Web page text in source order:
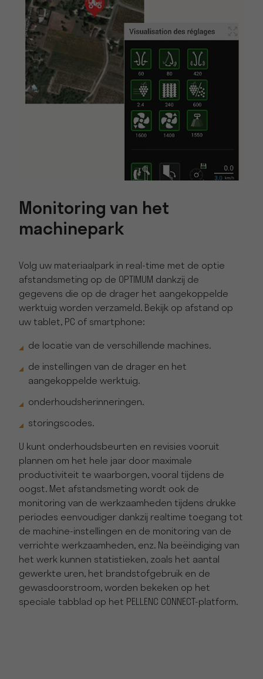
Monitoring van het
machinepark
Volg uw materiaalpark in real-time met de optie
afstandsmeting op de OPTIMUM dankzij de
gegevens die op de drager het aangekoppelde
werktuig worden verzameld. Bekijk op afstand op
uw tablet, PC of smartphone:
de locatie van de verschillende machines.
de instellingen van de drager en het
aangekoppelde werktuig.
onderhoudsherinneringen.
storingscodes.
U kunt onderhoudsbeurten en revisies vooruit
plannen om het hele jaar door maximale
productiviteit te waarborgen, vooral tijdens de
oogst. Met afstandsmeting wordt ook de
monitoring van de werkzaamheden tijdens drukke
periodes eenvoudiger dankzij realtime toegang tot
de machine-instellingen en de monitoring van de
verrichte werkzaamheden, enz. Na beëindiging van
het werk kunnen statistieken, zoals het aantal
gewerkte uren, het brandstofgebruik en de
gewasdoorstroom, worden bekeken op het
speciale tabblad op het PELLENC CONNECT-platform.